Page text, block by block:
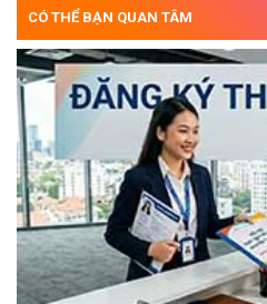
CÓ THỂ BẠN QUAN TÂM